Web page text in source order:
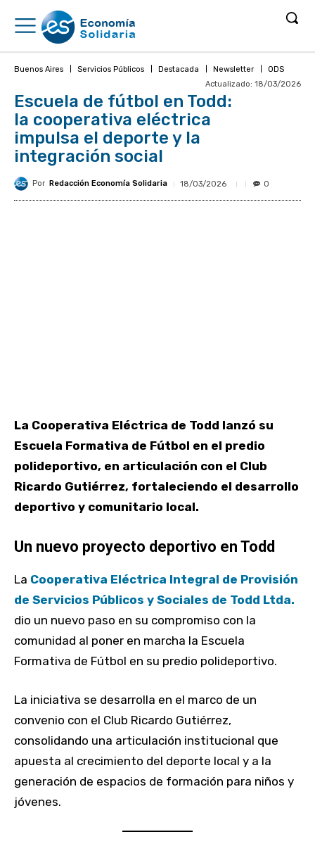
Buenos Aires Servicios Públicos Destacada Newsletter
ODS
Actualizado: 18/03/2026
Escuela de fútbol en Todd:
la cooperativa eléctrica
impulsa el deporte y la
integración social
Por Redacción Economía Solidaria 18/03/2026 0
La Cooperativa Eléctrica de Todd lanzó su
Escuela Formativa de Fútbol en el predio
polideportivo, en articulación con el Club
Ricardo Gutiérrez, fortaleciendo el desarrollo
deportivo y comunitario local.
Un nuevo proyecto deportivo en Todd
La Cooperativa Eléctrica Integral de Provisión
de Servicios Públicos y Sociales de Todd Ltda.
dio un nuevo paso en su compromiso con la
comunidad al poner en marcha la Escuela
Formativa de Fútbol en su predio polideportivo.
La iniciativa se desarrolla en el marco de un
convenio con el Club Ricardo Gutiérrez,
consolidando una articulación institucional que
apuesta al crecimiento del deporte local y a la
generación de espacios de formación para niños y
jóvenes.